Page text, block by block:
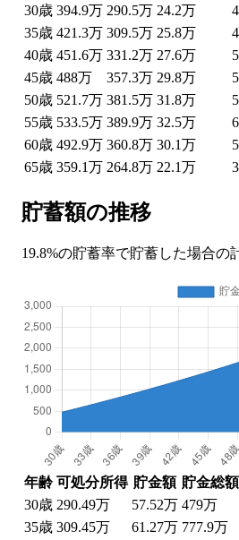
30歳 394.9万 290.5万 24.2万
35歳 421.3万 309.5万 25.8万
40歳 451.6万 331.2万 27.6万
45歳 488万 357.3万 29.8万
50歳 521.7万 381.5万 31.8万
55歳 533.5万 389.9万 32.5万
60歳 492.9万 360.8万 30.1万
65歳 359.1万 264.8万 22.1万
貯蓄額の推移
19.8%の貯蓄率で貯蓄した場合の
年齢 可処分所得 貯金額 貯金総額
30歳 290.49万 57.52万 479万
35歳 309.45万 61.27万 777.9万